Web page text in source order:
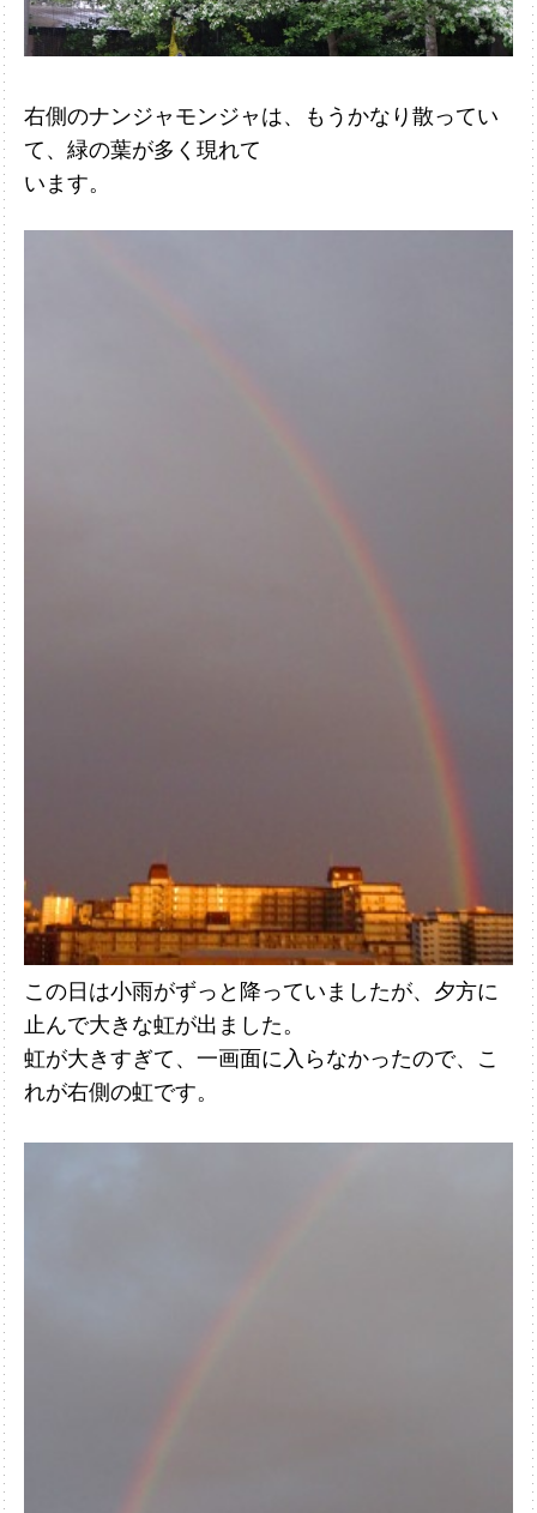
右側のナンジャモンジャは、もうかなり散ってい
て、緑の葉が多く現れて
います。
この日は小雨がずっと降っていましたが、夕方に
止んで大きな虹が出ました。
虹が大きすぎて、一画面に入らなかったので、こ
れが右側の虹です。